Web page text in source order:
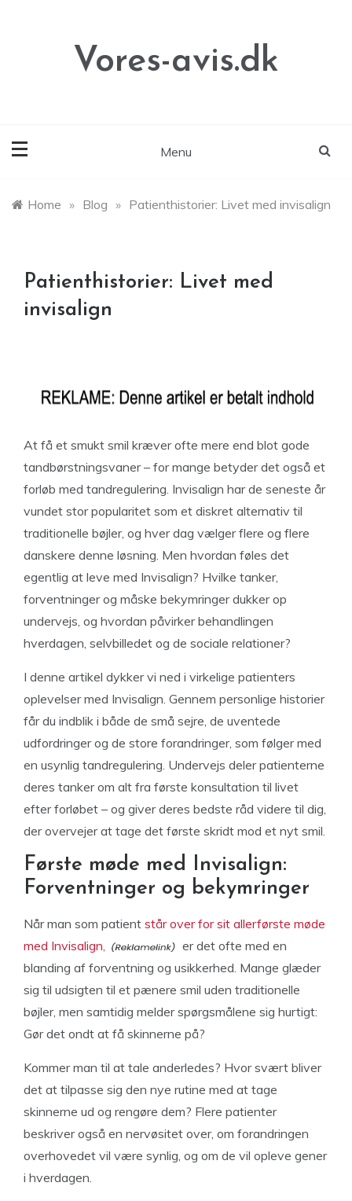
Vores-avis.dk
Menu
Home » Blog » Patienthistorier: Livet med invisalign
Patienthistorier: Livet med
invisalign
At få et smukt smil kræver ofte mere end blot gode
tandbørstningsvaner – for mange betyder det også et
forløb med tandregulering. Invisalign har de seneste år
vundet stor popularitet som et diskret alternativ til
traditionelle bøjler, og hver dag vælger flere og flere
danskere denne løsning. Men hvordan føles det
egentlig at leve med Invisalign? Hvilke tanker,
forventninger og måske bekymringer dukker op
undervejs, og hvordan påvirker behandlingen
hverdagen, selvbilledet og de sociale relationer?
I denne artikel dykker vi ned i virkelige patienters
oplevelser med Invisalign. Gennem personlige historier
får du indblik i både de små sejre, de uventede
udfordringer og de store forandringer, som følger med
en usynlig tandregulering. Undervejs deler patienterne
deres tanker om alt fra første konsultation til livet
efter forløbet – og giver deres bedste råd videre til dig,
der overvejer at tage det første skridt mod et nyt smil.
Første møde med Invisalign:
Forventninger og bekymringer
Når man som patient står over for sit allerførste møde
med Invisalign,
er det ofte med en
blanding af forventning og usikkerhed. Mange glæder
sig til udsigten til et pænere smil uden traditionelle
bøjler, men samtidig melder spørgsmålene sig hurtigt:
Gør det ondt at få skinnerne på?
Kommer man til at tale anderledes? Hvor svært bliver
det at tilpasse sig den nye rutine med at tage
skinnerne ud og rengøre dem? Flere patienter
beskriver også en nervøsitet over, om forandringen
overhovedet vil være synlig, og om de vil opleve gener
i hverdagen.